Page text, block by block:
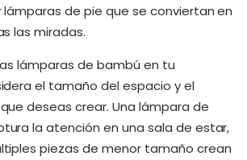
de pie que se conviertan en
las miradas.
lámparas de bambú en tu
el tamaño del espacio y el
deseas crear. Una lámpara de
la atención en una sala de estar,
piezas de menor tamaño crean